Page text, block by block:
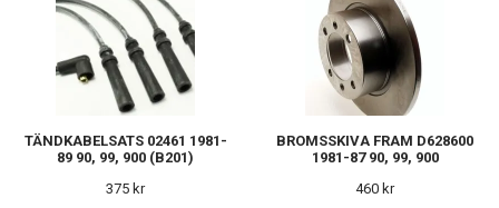
TÄNDKABELSATS 02461 1981-
89 90, 99, 900 (B201)
375 kr
BROMSSKIVA FRAM D628600
1981-87 90, 99, 900
460 kr